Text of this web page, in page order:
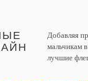
Добавляя
мальчикам
лучшие